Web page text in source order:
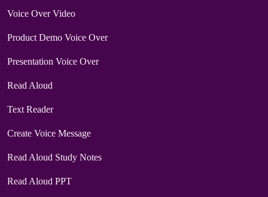
Voice Over Video
Product Demo Voice Over
Presentation Voice Over
Read Aloud
Text Reader
Create Voice Message
Read Aloud Study Notes
Read Aloud PPT